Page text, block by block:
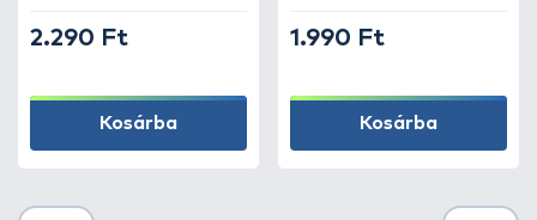
2.290 Ft
Kosárba
1.990 Ft
Kosárba